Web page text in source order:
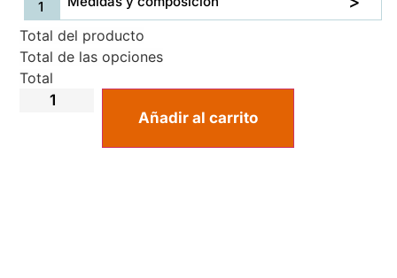
Total del producto
Total de las opciones
Total
Añadir al carrito